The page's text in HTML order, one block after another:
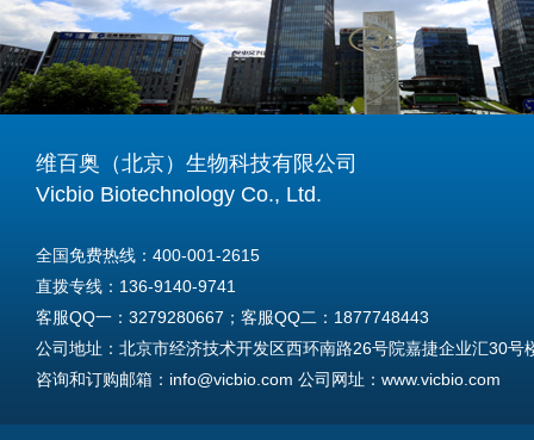
维百奥（北京）生物科技有限公司
Vicbio Biotechnology Co., Ltd.
全国免费热线：400-001-2615
直拨专线：136-9140-9741
客服QQ一：3279280667；客服QQ二：1877748443
公司地址：北京市经济技术开发区西环南路26号院嘉捷企业汇30号
咨询和订购邮箱：info@vicbio.com 公司网址：www.vicbio.com